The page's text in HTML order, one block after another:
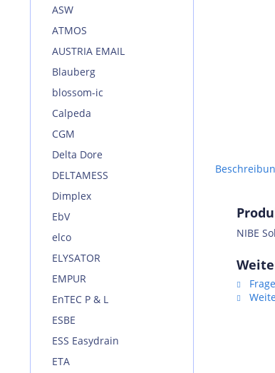
ASW
ATMOS
AUSTRIA EMAIL
Blauberg
blossom-ic
Calpeda
CGM
Delta Dore
DELTAMESS
Dimplex
EbV
elco
ELYSATOR
EMPUR
EnTEC P & L
ESBE
ESS Easydrain
ETA
NIBE